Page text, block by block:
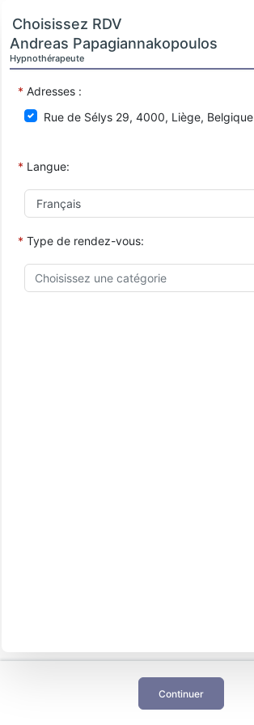
Choisissez RDV
Andreas Papagiannakopoulos
Hypnothérapeute
* Adresses :
Rue de Sélys 29, 4000, Liège, Belgique
* Langue:
* Type de rendez-vous:
Continuer